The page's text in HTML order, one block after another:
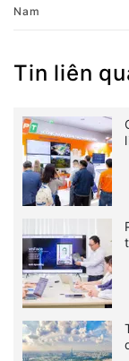
Nam
Tin liên